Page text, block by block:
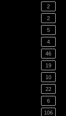
2
2
5
4
46
19
10
22
6
106